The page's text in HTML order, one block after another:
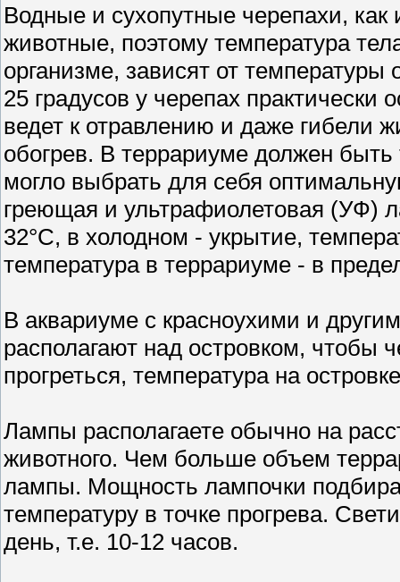
Водные и сухопутные черепахи,
животные, поэтому температура
организме, зависят от
25 градусов у черепах
ведет к отравлению и даже гибели
обогрев. В террариуме должен
могло выбрать для себя
греющая и ультрафиолетовая (УФ)
32°С, в холодном - укрытие,
температура в террариуме - в
В аквариуме с красноухими и
располагают над островком, чтобы
прогреться, температура на
Лампы располагаете обычно на
животного. Чем больше объем
лампы. Мощность лампочки
температуру в точке прогрева.
день, т.е. 10-12 часов.